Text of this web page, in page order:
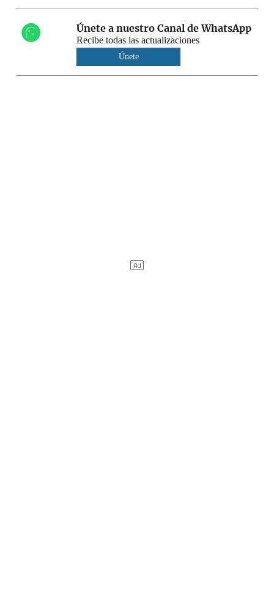
Únete a nuestro Canal de WhatsApp
Recibe todas las actualizaciones
Únete